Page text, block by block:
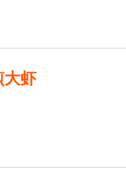
虾